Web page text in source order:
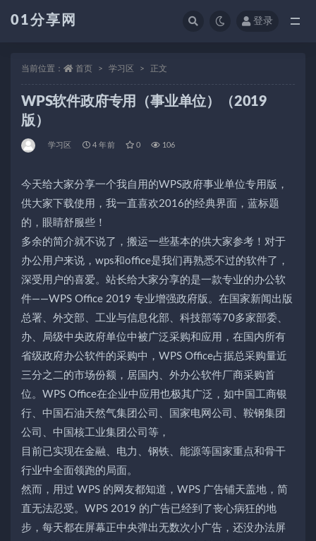
01分享网 登录
当前位置： 首页 学习区 正文
WPS软件政府专用（事业单位）（2019
版）
学习区 4 年前 0 106
今天给大家分享一个我自用的WPS政府事业单位专用版，
供大家下载使用，我一直喜欢2016的经典界面，蓝标题
的，眼睛舒服些！
多余的简介就不说了，搬运一些基本的供大家参考！对于
办公用户来说，wps和office是我们再熟悉不过的软件了，
深受用户的喜爱。站长给大家分享的是一款专业的办公软
件——WPS Office 2019 专业增强政府版。在国家新闻出版
总署、外交部、工业与信息化部、科技部等70多家部委、
办、局级中央政府单位中被广泛采购和应用，在国内所有
省级政府办公软件的采购中，WPS Office占据总采购量近
三分之二的市场份额，居国内、外办公软件厂商采购首
位。WPS Office在企业中应用也极其广泛，如中国工商银
行、中国石油天然气集团公司、国家电网公司、鞍钢集团
公司、中国核工业集团公司等，
目前已实现在金融、电力、钢铁、能源等国家重点和骨干
行业中全面领跑的局面。
然而，用过 WPS 的网友都知道，WPS 广告铺天盖地，简
直无法忍受。WPS 2019 的广告已经到了丧心病狂的地
步，每天都在屏幕正中央弹出无数次小广告，还没办法屏